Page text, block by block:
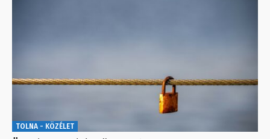
TOLNA - KÖZÉLET